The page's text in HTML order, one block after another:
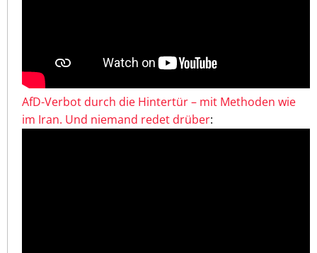
AfD-Verbot durch die Hintertür – mit Methoden wie
im Iran. Und niemand redet drüber: